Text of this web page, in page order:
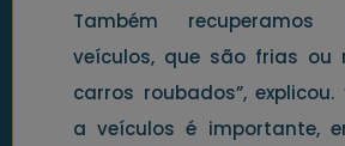
Também
veículos, que são frias ou
carros roubados”, explicou.
a veículos é importante,